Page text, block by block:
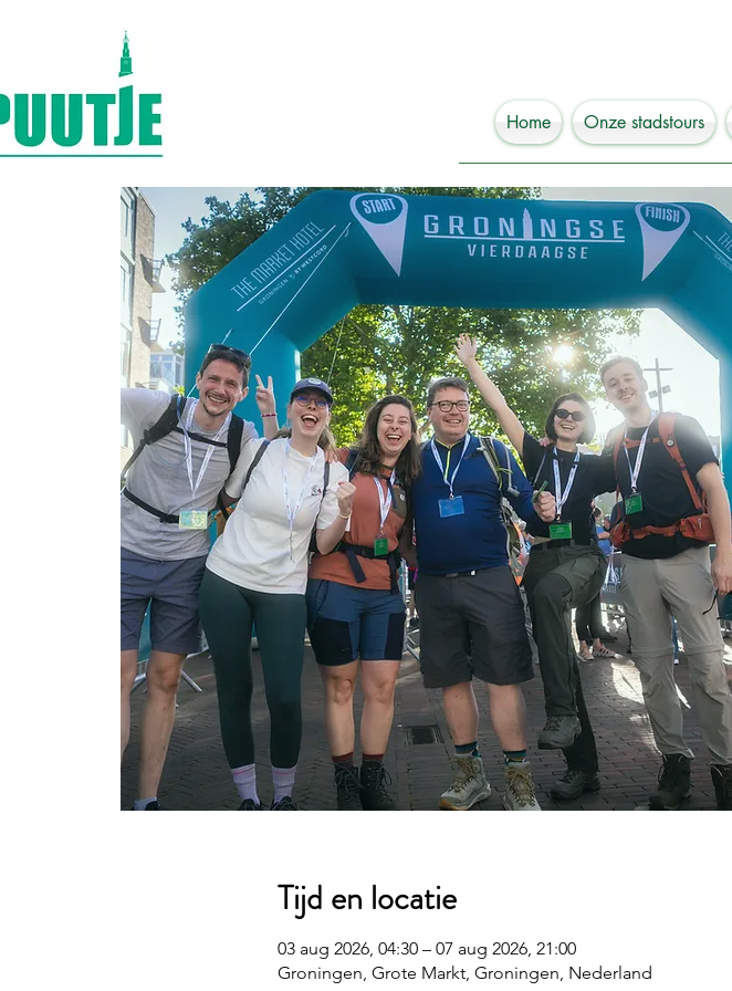
Home Onze stadstours
Tijd en locatie
03 aug 2026, 04:30 – 07 aug 2026, 21:00
Groningen, Grote Markt, Groningen, Nederland